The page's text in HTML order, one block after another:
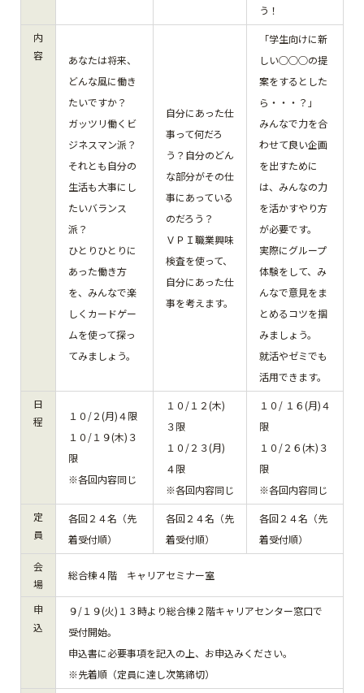
う！
内
容
あなたは将来、
どんな風に働き
たいですか？
ガッツリ働くビ
ジネスマン派？
それとも自分の
生活も大事にし
たいバランス
派？
ひとりひとりに
あった働き方
を、みんなで楽
しくカードゲー
ムを使って探っ
てみましょう。
自分にあった仕
事って何だろ
う？自分のどん
な部分がその仕
事にあっている
のだろう？
ＶＰＩ職業興味
検査を使って、
自分にあった仕
事を考えます。
「学生向けに新
しい○○○の提
案をするとした
ら・・・？」
みんなで力を合
わせて良い企画
を出すために
は、みんなの力
を活かすやり方
が必要です。
実際にグループ
体験をして、み
んなで意見をま
とめるコツを掴
みましょう。
就活やゼミでも
活用できます。
日
程
１０/２(月)４限
１０/１９(木)３
限
※各回内容同じ
１０/１２(木)
３限
１０/２３(月)
４限
※各回内容同じ
１０/ １６(月)４
限
１０/２６(木)３
限
※各回内容同じ
定
員
各回２４名（先
着受付順）
各回２４名（先
着受付順）
各回２４名（先
着受付順）
会
場
総合棟４階 キャリアセミナー室
申
込
９/１９(火)１３時より総合棟２階キャリアセンター窓口で
受付開始。
申込書に必要事項を記入の上、お申込みください。
※先着順（定員に達し次第締切）